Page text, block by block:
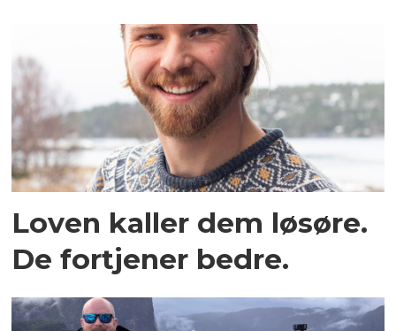
Loven kaller dem løsøre.
De fortjener bedre.